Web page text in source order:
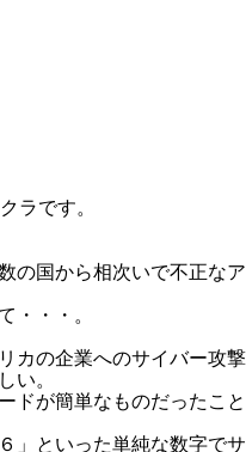
ラです。
の国から相次いで不正なア
・・・。
カの企業へのサイバー攻撃
い。
ドが簡単なものだったこと
」といった単純な数字でサ